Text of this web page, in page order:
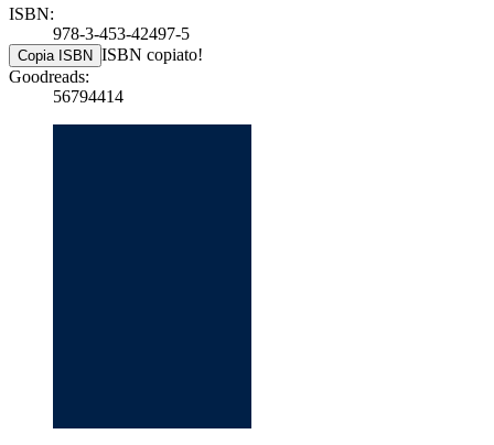
ISBN:
978-3-453-42497-5
Copia ISBN ISBN copiato!
Goodreads:
56794414